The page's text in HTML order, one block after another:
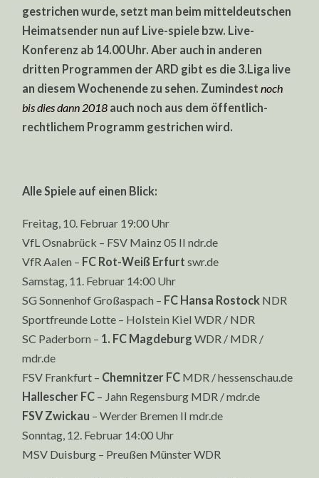
gestrichen wurde, setzt man beim mitteldeutschen
Heimatsender nun auf Live-spiele bzw. Live-
Konferenz ab 14.00 Uhr. Aber auch in anderen
dritten Programmen der ARD gibt es die 3.Liga live
an diesem Wochenende zu sehen. Zumindestnoch
bis dies dann 2018 auch noch aus dem öffentlich-
rechtlichem Programm gestrichen wird.
Alle Spiele auf einen Blick:
Freitag, 10. Februar 19:00 Uhr
VfL Osnabrück – FSV Mainz 05 II ndr.de
VfR Aalen – FC Rot-Weiß Erfurt swr.de
Samstag, 11. Februar 14:00 Uhr
SG Sonnenhof Großaspach – FC Hansa Rostock NDR
Sportfreunde Lotte – Holstein Kiel WDR / NDR
SC Paderborn – 1. FC Magdeburg WDR / MDR /
mdr.de
FSV Frankfurt – Chemnitzer FC MDR / hessenschau.de
Hallescher FC – Jahn Regensburg MDR / mdr.de
FSV Zwickau – Werder Bremen II mdr.de
Sonntag, 12. Februar 14:00 Uhr
MSV Duisburg – Preußen Münster WDR